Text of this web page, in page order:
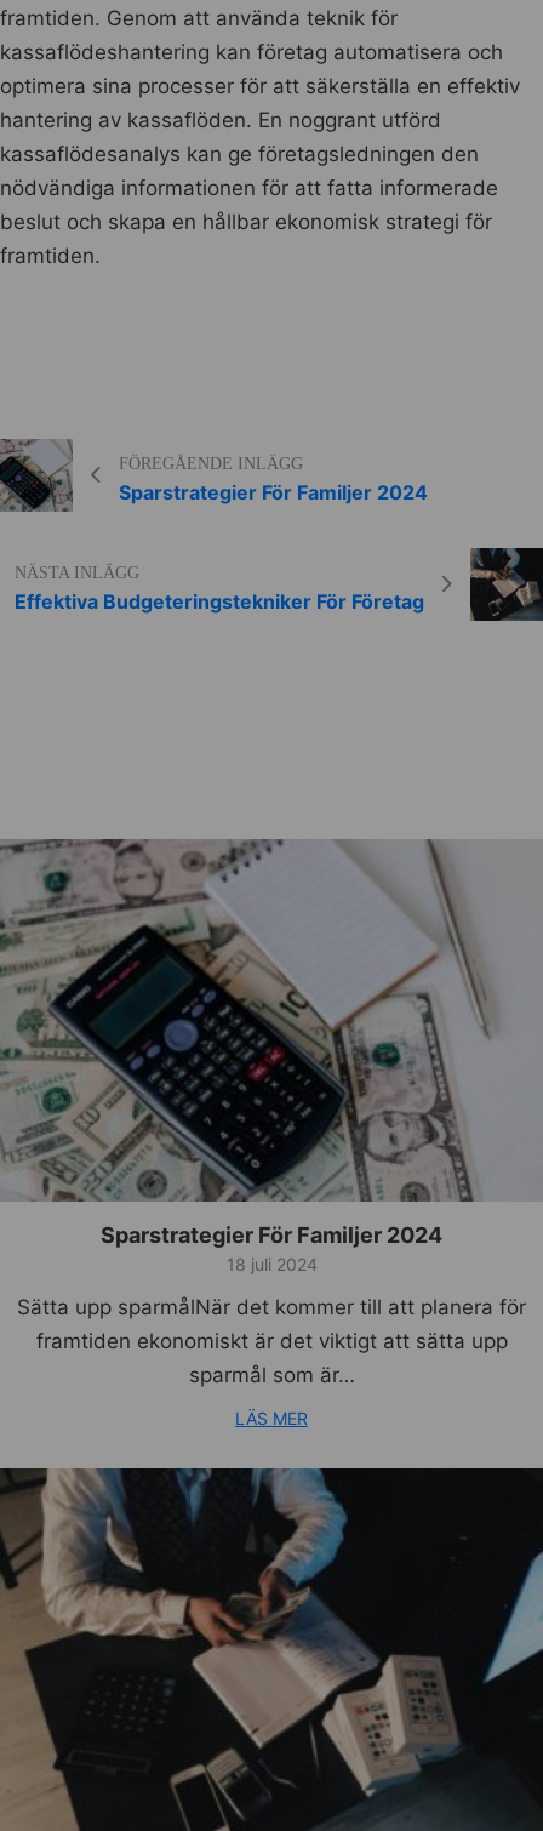
framtiden. Genom att använda teknik för
kassaflödeshantering kan företag automatisera och
optimera sina processer för att säkerställa en effektiv
hantering av kassaflöden. En noggrant utförd
kassaflödesanalys kan ge företagsledningen den
nödvändiga informationen för att fatta informerade
beslut och skapa en hållbar ekonomisk strategi för
framtiden.
FÖREGÅENDE INLÄGG
Sparstrategier För Familjer 2024
NÄSTA INLÄGG
Effektiva Budgeteringstekniker För Företag
Sparstrategier För Familjer 2024
18 juli 2024
Sätta upp sparmålNär det kommer till att planera för
framtiden ekonomiskt är det viktigt att sätta upp
sparmål som är…
LÄS MER